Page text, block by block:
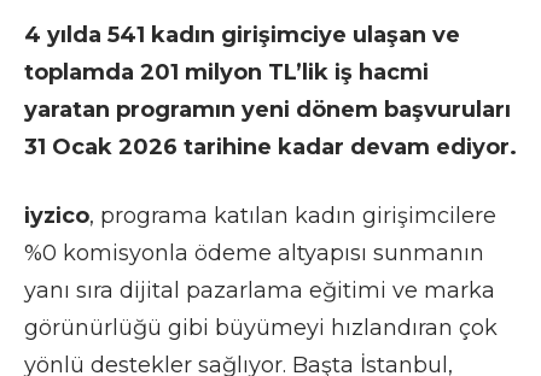
4 yılda 541 kadın girişimciye ulaşan ve
toplamda 201 milyon TL’lik iş hacmi
yaratan programın yeni dönem başvuruları
31 Ocak 2026 tarihine kadar devam ediyor.
iyzico, programa katılan kadın girişimcilere
%0 komisyonla ödeme altyapısı sunmanın
yanı sıra dijital pazarlama eğitimi ve marka
görünürlüğü gibi büyümeyi hızlandıran çok
yönlü destekler sağlıyor. Başta İstanbul,